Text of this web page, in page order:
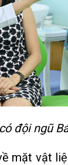
đội ngũ
mặt vật